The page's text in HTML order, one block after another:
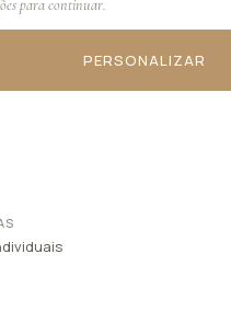
PERSONALIZAR